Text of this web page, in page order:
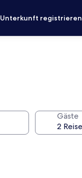
Unterkunft registrieren
Gäste